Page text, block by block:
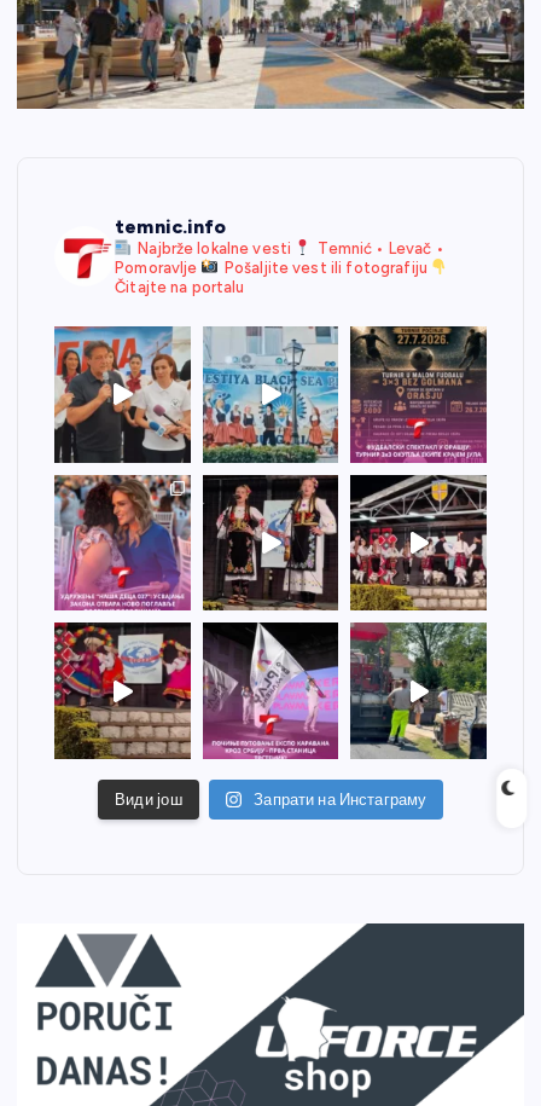
temnic.info
Najbrže lokalne vesti
Temnić • Levač •
Pomoravlje
Pošaljite vest ili fotografiju
Čitajte na portalu
Види још Запрати на Инстаграму